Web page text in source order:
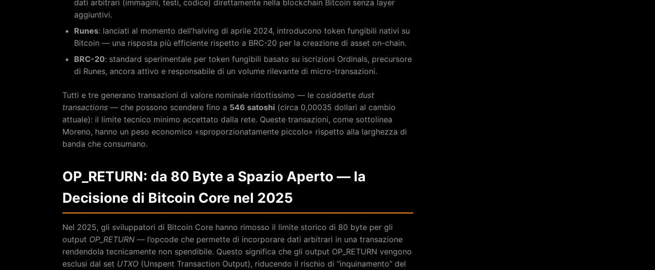
dati arbitrari (immagini, testi, codice) direttamente nella blockchain Bitcoin senza layer
aggiuntivi.
Runes: lanciati al momento dell’halving di aprile 2024, introducono token fungibili nativi su
Bitcoin — una risposta più efficiente rispetto a BRC-20 per la creazione di asset on-chain.
BRC-20: standard sperimentale per token fungibili basato su iscrizioni Ordinals, precursore
di Runes, ancora attivo e responsabile di un volume rilevante di micro-transazioni.
Tutti e tre generano transazioni di valore nominale ridottissimo — le cosiddette dust
transactions — che possono scendere fino a 546 satoshi (circa 0,00035 dollari al cambio
attuale): il limite tecnico minimo accettato dalla rete. Queste transazioni, come sottolinea
Moreno, hanno un peso economico «sproporzionatamente piccolo» rispetto alla larghezza di
banda che consumano.
OP_RETURN: da 80 Byte a Spazio Aperto — la
Decisione di Bitcoin Core nel 2025
Nel 2025, gli sviluppatori di Bitcoin Core hanno rimosso il limite storico di 80 byte per gli
output OP_RETURN — l’opcode che permette di incorporare dati arbitrari in una transazione
rendendola tecnicamente non spendibile. Questo significa che gli output OP_RETURN vengono
esclusi dal set UTXO (Unspent Transaction Output), riducendo il rischio di “inquinamento” del